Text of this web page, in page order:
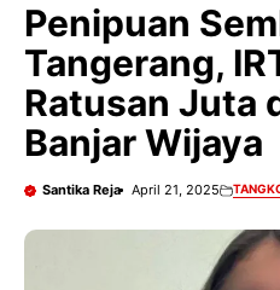
Penipuan
Tangerang,
Ratusan Juta
Banjar Wijaya
Santika Reja April 21, 2025